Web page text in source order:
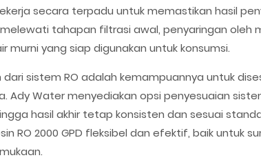
secara terpadu untuk memastikan hasil
tahapan filtrasi awal, penyaringan oleh
murni yang siap digunakan untuk konsumsi.
dari sistem RO adalah kemampuannya untuk
Ady Water menyediakan opsi penyesuaian
hasil akhir tetap konsisten dan sesuai
RO 2000 GPD fleksibel dan efektif, baik untuk